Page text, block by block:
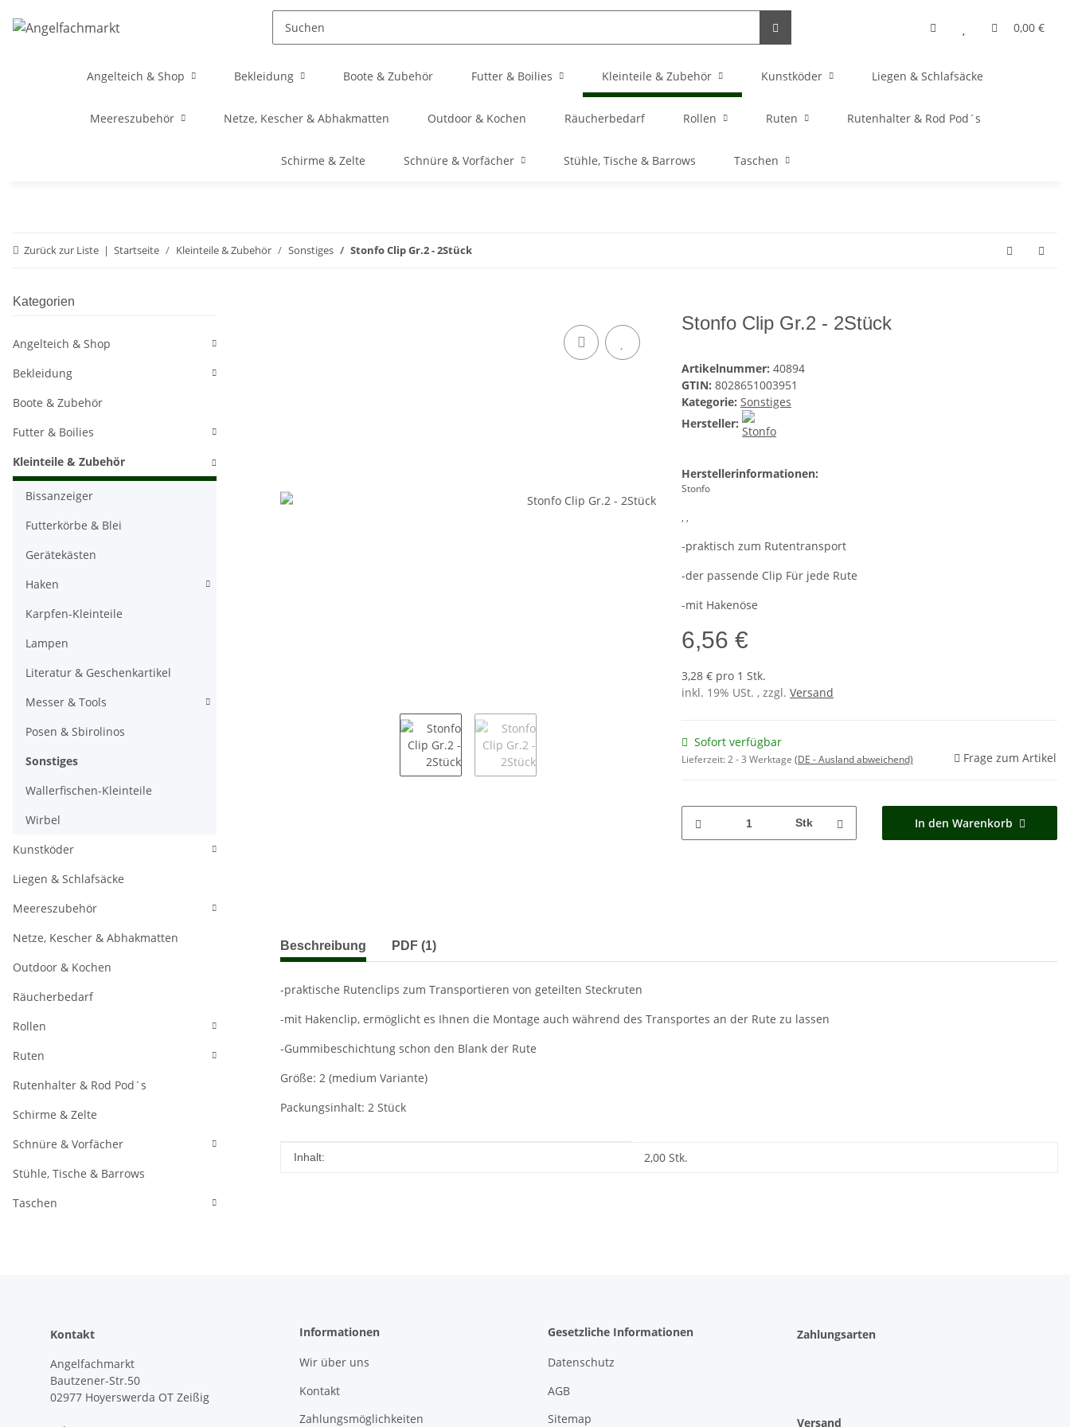
0,00 €
Angelteich & Shop Bekleidung Boote & Zubehör Futter & Boilies Kleinteile & Zubehör Kunstköder Liegen & Schlafsäcke
Meereszubehör Netze, Kescher & Abhakmatten Outdoor & Kochen Räucherbedarf Rollen Ruten Rutenhalter & Rod Pod´s
Schirme & Zelte Schnüre & Vorfächer Stühle, Tische & Barrows Taschen
Zurück zur Liste Startseite Kleinteile & Zubehör Sonstiges Stonfo Clip Gr.2 - 2Stück
Stonfo Clip Gr.2 - 2Stück
Artikelnummer: 40894
GTIN: 8028651003951
Kategorie: Sonstiges
Hersteller:
Herstellerinformationen:
Stonfo
, ,
-praktisch zum Rutentransport
-der passende Clip Für jede Rute
-mit Hakenöse
6,56 €
3,28 € pro 1 Stk.
inkl. 19% USt. , zzgl. Versand
Sofort verfügbar
Lieferzeit:2 - 3 Werktage (DE - Ausland abweichend) Frage zum Artikel
Stk In den Warenkorb
weitere Registerkarten anzeigen
Beschreibung PDF (1)
-praktische Rutenclips zum Transportieren von geteilten Steckruten
-mit Hakenclip, ermöglicht es Ihnen die Montage auch während des Transportes an der Rute zu lassen
-Gummibeschichtung schon den Blank der Rute
Größe: 2 (medium Variante)
Packungsinhalt: 2 Stück
Produkteigenschaft
Wert
Inhalt: 2,00 Stk.
Kategorien
Angelteich & Shop
Bekleidung
Boote & Zubehör
Futter & Boilies
Kleinteile & Zubehör
Bissanzeiger
Futterkörbe & Blei
Gerätekästen
Haken
Karpfen-Kleinteile
Lampen
Literatur & Geschenkartikel
Messer & Tools
Posen & Sbirolinos
Sonstiges
Wallerfischen-Kleinteile
Wirbel
Kunstköder
Liegen & Schlafsäcke
Meereszubehör
Netze, Kescher & Abhakmatten
Outdoor & Kochen
Räucherbedarf
Rollen
Ruten
Rutenhalter & Rod Pod´s
Schirme & Zelte
Schnüre & Vorfächer
Stühle, Tische & Barrows
Taschen
Kontakt
Angelfachmarkt
Bautzener-Str.50
02977 Hoyerswerda OT Zeißig
Informationen
Wir über uns
Kontakt
Zahlungsmöglichkeiten
Gesetzliche Informationen
Datenschutz
AGB
Sitemap
Zahlungsarten
Versand